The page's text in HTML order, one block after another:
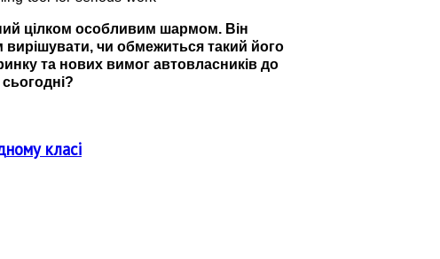
цілком особливим шармом. Він
чи обмежиться такий його
та нових вимог автовласників до
класі